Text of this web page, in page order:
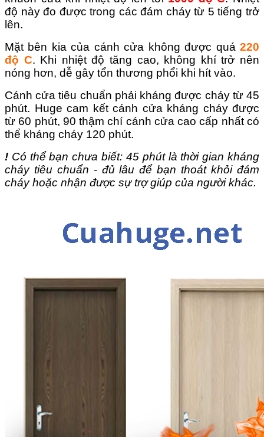
độ này đo được trong các đám cháy từ 5 tiếng trở
lên.
Mặt bên kia của cánh cửa không được quá 220
độ C. Khi nhiệt độ tăng cao, không khí trở nên
nóng hơn, dễ gây tổn thương phổi khi hít vào.
Cánh cửa tiêu chuẩn phải kháng được cháy từ 45
phút. Huge cam kết cánh cửa kháng cháy được
từ 60 phút, 90 thậm chí cánh cửa cao cấp nhất có
thể kháng cháy 120 phút.
! Có thể bạn chưa biết: 45 phút là thời gian kháng
cháy tiêu chuẩn - đủ lâu để bạn thoát khỏi đám
cháy hoặc nhận được sự trợ giúp của người khác.